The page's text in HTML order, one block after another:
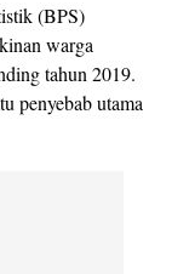
(BPS)
warga
tahun 2019.
penyebab utama